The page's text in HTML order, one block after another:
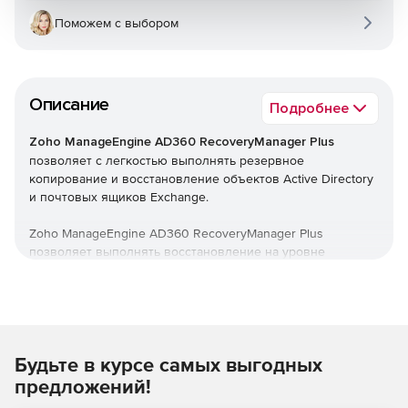
Описание Подробнее
Zoho ManageEngine AD360 RecoveryManager Plus
позволяет с легкостью выполнять резервное
копирование и восстановление объектов Active Directory
и почтовых ящиков Exchange.
Zoho ManageEngine AD360 RecoveryManager Plus
позволяет выполнять восстановление на уровне
ящиков, включая письма, события календаря и контакты.
Поможем с выбором
Будьте в курсе самых выгодных
предложений!